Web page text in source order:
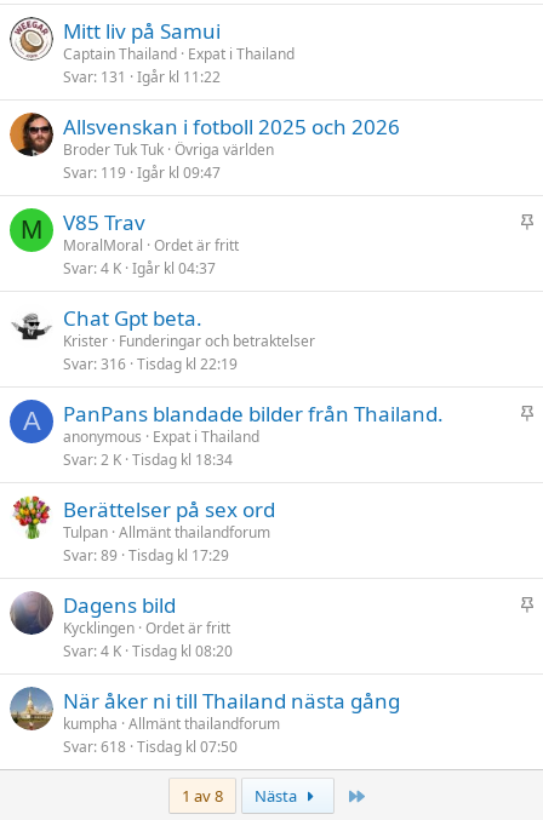
Mitt liv på Samui
Captain Thailand Expat i Thailand
Svar 131 Igår kl 11:22
Allsvenskan i fotboll 2025 och 2026
Broder Tuk Tuk Övriga världen
Svar 119 Igår kl 09:47
M
K
s
V85 Trav
MoralMoral Ordet är fritt
Svar 4 K Igår kl 04:37
Chat Gpt beta.
Krister Funderingar och betraktelser
Svar 316 Tisdag kl 22:19
A
K
s
PanPans blandade bilder från Thailand.
anonymous
Expat i Thailand
Svar 2 K Tisdag kl 18:34
Berättelser på sex ord
Tulpan Allmänt thailandforum
Svar 89 Tisdag kl 17:29
K
s
Dagens bild
Kycklingen Ordet är fritt
Svar 4 K Tisdag kl 08:20
När åker ni till Thailand nästa gång
kumpha Allmänt thailandforum
Svar 618 Tisdag kl 07:50
1 av 8 Nästa